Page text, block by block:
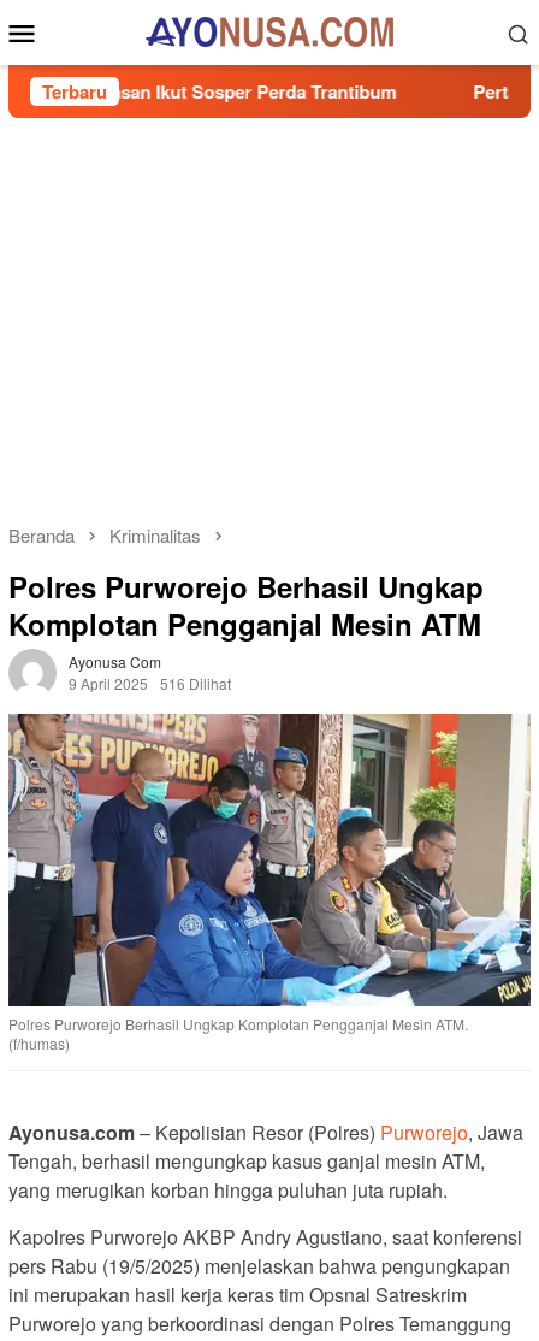
ke
kontenMobile
Terbaru
Ikut Sosper Perda Trantibum Pertamina Patra
Beranda Kriminalitas
Polres Purworejo Berhasil Ungkap
Komplotan Pengganjal Mesin ATM
Ayonusa Com
9 April 2025
516 Dilihat
Polres Purworejo Berhasil Ungkap Komplotan Pengganjal Mesin ATM.
(f/humas)
Ayonusa.com– Kepolisian Resor (Polres) Purworejo, Jawa
Tengah, berhasil mengungkap kasus ganjal mesin ATM,
yang merugikan korban hingga puluhan juta rupiah.
Kapolres Purworejo AKBP Andry Agustiano, saat konferensi
pers Rabu (19/5/2025) menjelaskan bahwa pengungkapan
ini merupakan hasil kerja keras tim Opsnal Satreskrim
Purworejo yang berkoordinasi dengan Polres Temanggung